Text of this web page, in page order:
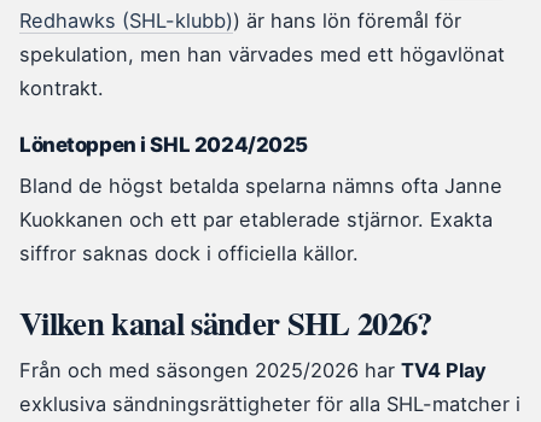
Redhawks (SHL-klubb)) är hans lön föremål för
spekulation, men han värvades med ett högavlönat
kontrakt.
Lönetoppen i SHL 2024/2025
Bland de högst betalda spelarna nämns ofta Janne
Kuokkanen och ett par etablerade stjärnor. Exakta
siffror saknas dock i officiella källor.
Vilken kanal sänder SHL 2026?
Från och med säsongen 2025/2026 har TV4 Play
exklusiva sändningsrättigheter för alla SHL-matcher i